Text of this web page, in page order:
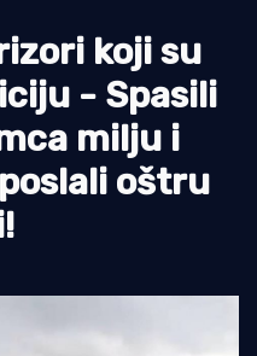
koji su
- Spasili
milju i
oštru